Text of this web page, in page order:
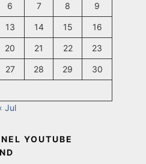
6 7 8 9
13 14 15 16
20 21 22 23
27 28 29 30
Jul
YOUTUBE